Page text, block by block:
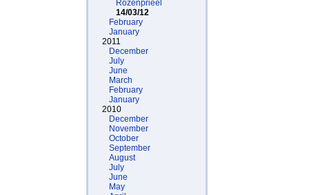
Rozenprieel
14/03/12
February
January
2011
December
July
June
March
February
January
2010
December
November
October
September
August
July
June
May